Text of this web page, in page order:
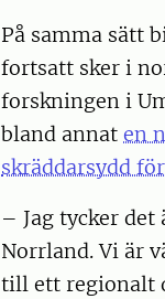
På samma sätt
fortsatt sker i
forskningen i
bland annat en
skräddarsydd
– Jag tycker
Norrland. Vi är
till ett regionalt